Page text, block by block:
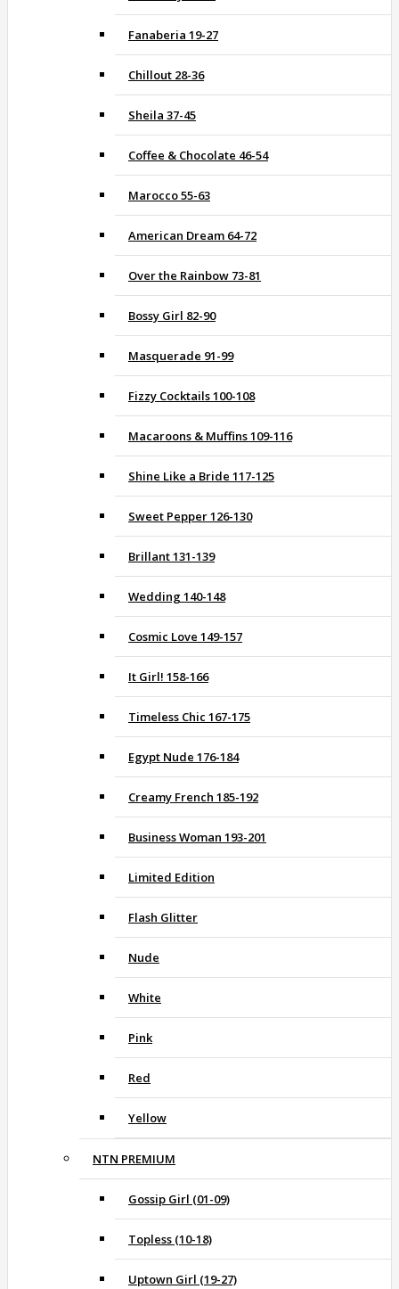
Fanaberia 19-27
Chillout 28-36
Sheila 37-45
Coffee & Chocolate 46-54
Marocco 55-63
American Dream 64-72
Over the Rainbow 73-81
Bossy Girl 82-90
Masquerade 91-99
Fizzy Cocktails 100-108
Macaroons & Muffins 109-116
Shine Like a Bride 117-125
Sweet Pepper 126-130
Brillant 131-139
Wedding 140-148
Cosmic Love 149-157
It Girl! 158-166
Timeless Chic 167-175
Egypt Nude 176-184
Creamy French 185-192
Business Woman 193-201
Limited Edition
Flash Glitter
Nude
White
Pink
Red
Yellow
NTN PREMIUM
Gossip Girl (01-09)
Topless (10-18)
Uptown Girl (19-27)